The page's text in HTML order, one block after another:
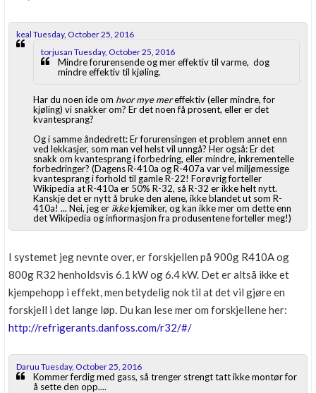
keal Tuesday, October 25, 2016
torjusan Tuesday, October 25, 2016
Mindre forurensende og mer effektiv til varme, dog
mindre effektiv til kjøling.
Har du noen ide om hvor mye mereffektiv (eller mindre, for
kjøling) vi snakker om? Er det noen få prosent, eller er det
kvantesprang?
Og i samme åndedrett: Er forurensingen et problem annet enn
ved lekkasjer, som man vel helst vil unngå? Her også: Er det
snakk om kvantesprang i forbedring, eller mindre, inkrementelle
forbedringer? (Dagens R-410a og R-407a var vel miljømessige
kvantesprang i forhold til gamle R-22! Forøvrig forteller
Wikipedia at R-410a er 50% R-32, så R-32 er ikke helt nytt.
Kanskje det er nytt å bruke den alene, ikke blandet ut som R-
410a! ... Nei, jeg er ikkekjemiker, og kan ikke mer om dette enn
det Wikipedia og infiormasjon fra produsentene forteller meg!)
I systemet jeg nevnte over, er forskjellen på 900g R410A og
800g R32 henholdsvis 6.1 kW og 6.4 kW. Det er altså ikke et
kjempehopp i effekt, men betydelig nok til at det vil gjøre en
forskjell i det lange løp. Du kan lese mer om forskjellene her:
http://refrigerants.danfoss.com/r32/#/
Daruu Tuesday, October 25, 2016
Kommer ferdig med gass, så trenger strengt tatt ikke montør for
å sette den opp....